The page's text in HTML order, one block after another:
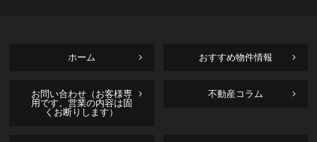
ホーム おすすめ物件情報
お問い合わせ（お客様専
用です。営業の内容は固
くお断りします）
不動産コラム